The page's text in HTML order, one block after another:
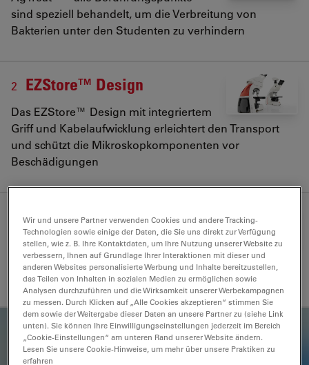
sind speziell behandelt, um die Verbreitung von
Bakterien unter den Studenten zu verhindern
2 EZStore™ Design
Das EZStore™ Design mit integriertem
Griff und Kabelaufwicklung erleichtert den Transport
und schützt die Mikroskopkomponenten vor
Beschädigungen
EZLite™
EZLite™ – bietet mehr als 20 Jahre
helle LED-Beleuchtung und spart sowohl Zeit als auch
Kosten für Ersatzbirnen
AgTreat™
Wir und unsere Partner verwenden Cookies und andere Tracking-
Technologien sowie einige der Daten, die Sie uns direkt zur Verfügung
stellen, wie z. B. Ihre Kontaktdaten, um Ihre Nutzung unserer Website zu
verbessern, Ihnen auf Grundlage Ihrer Interaktionen mit dieser und
anderen Websites personalisierte Werbung und Inhalte bereitzustellen,
das Teilen von Inhalten in sozialen Medien zu ermöglichen sowie
Analysen durchzuführen und die Wirksamkeit unserer Werbekampagnen
zu messen. Durch Klicken auf „Alle Cookies akzeptieren“ stimmen Sie
dem sowie der Weitergabe dieser Daten an unsere Partner zu (siehe Link
unten). Sie können Ihre Einwilligungseinstellungen jederzeit im Bereich
„Cookie-Einstellungen“ am unteren Rand unserer Website ändern.
Lesen Sie unsere Cookie-Hinweise, um mehr über unsere Praktiken zu
erfahren